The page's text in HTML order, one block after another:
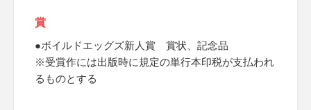
賞
●ボイルドエッグズ新人賞 賞状、記念品
※受賞作には出版時に規定の単行本印税が支払われ
るものとする